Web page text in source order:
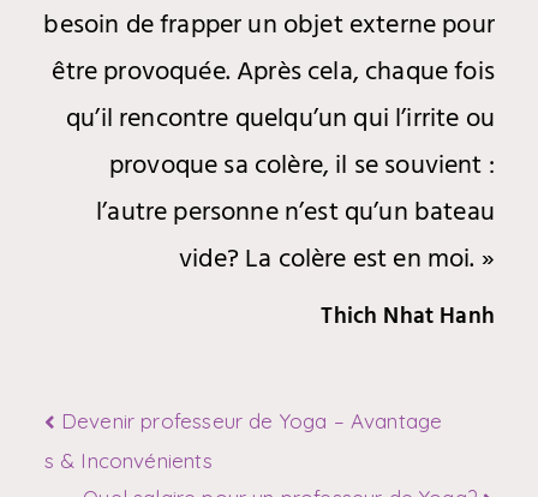
besoin de frapper un objet externe pour
être provoquée. Après cela, chaque fois
qu’il rencontre quelqu’un qui l’irrite ou
provoque sa colère, il se souvient :
l’autre personne n’est qu’un bateau
vide? La colère est en moi. »
Thich Nhat Hanh
Devenir professeur de Yoga – Avantage
s & Inconvénients